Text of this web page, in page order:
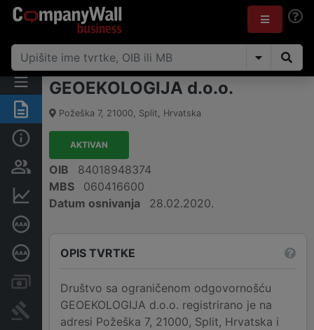
Sažetak
Osobe i vlasništvo
Dubinska bonitetna ocjena
Računi i blokade
Sudske objave
GEOEKOLOGIJA d.o.o.
Požeška 7, 21000, Split, Hrvatska
AKTIVAN
OIB
84018948374
MBS
060416600
Datum osnivanja
28.02.2020.
OPIS TVRTKE
Društvo sa ograničenom odgovornošću
GEOEKOLOGIJA d.o.o. registrirano je na
adresi Požeška 7, 21000, Split, Hrvatska i